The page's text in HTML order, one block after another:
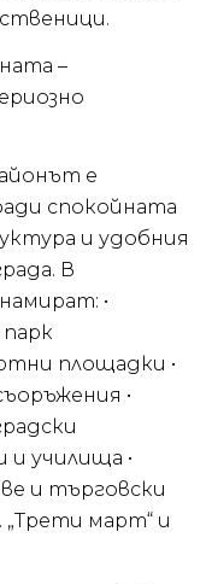
–
е
спокойната
и удобния
В
•
площадки •
•
училища •
и търговски
„Трети март“ и